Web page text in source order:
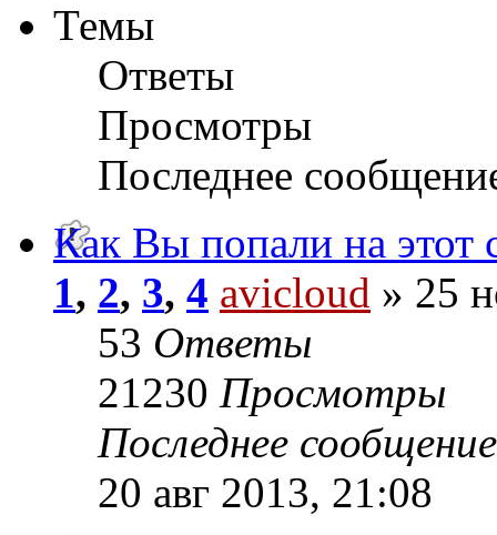
Темы
Ответы
Просмотры
Последнее
Как Вы попали на этот
1, 2, 3, 4 avicloud » 25
53 Ответы
21230 Просмотры
Последнее
20 авг 2013, 21:08